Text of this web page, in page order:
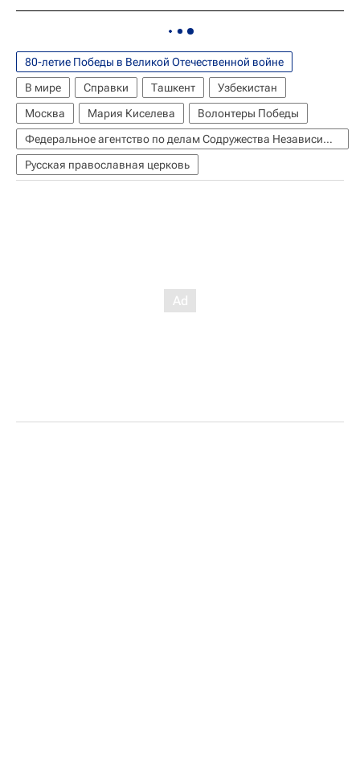
80-летие Победы в Великой Отечественной войне
В мире
Справки Ташкент
Узбекистан
Москва
Мария Киселева
Волонтеры Победы
Федеральное агентство по делам Содружества Независимых Государств, соотечественников, проживающих за рубежом, и по международному гуманитарному сотрудничеству (Россотрудничество)
Русская православная церковь